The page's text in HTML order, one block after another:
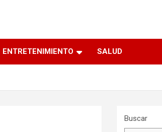
ENTRETENIMIENTO SALUD
Buscar